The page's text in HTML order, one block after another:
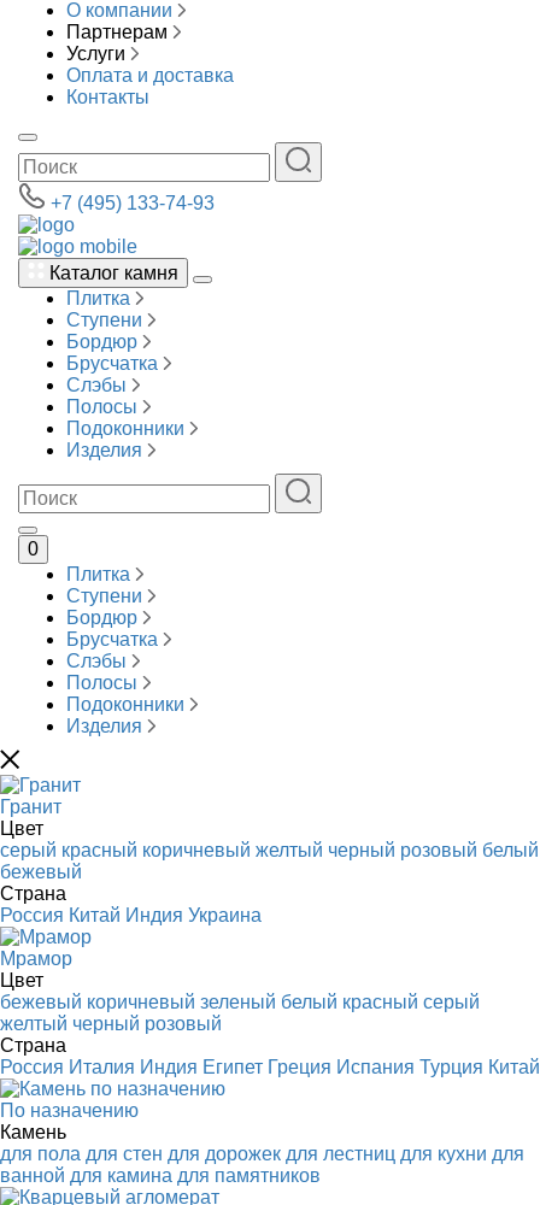
О компании
Партнерам
Услуги
Оплата и доставка
Контакты
+7 (495) 133-74-93
Каталог камня
Плитка
Ступени
Бордюр
Брусчатка
Слэбы
Полосы
Подоконники
Изделия
0
Плитка
Ступени
Бордюр
Брусчатка
Слэбы
Полосы
Подоконники
Изделия
Гранит
Цвет
серый красный коричневый желтый черный розовый белый
бежевый
Страна
Россия Китай Индия Украина
Мрамор
Цвет
бежевый коричневый зеленый белый красный серый
желтый черный розовый
Страна
Россия Италия Индия Египет Греция Испания Турция Китай
По назначению
Камень
для пола для стен для дорожек для лестниц для кухни для
ванной для камина для памятников